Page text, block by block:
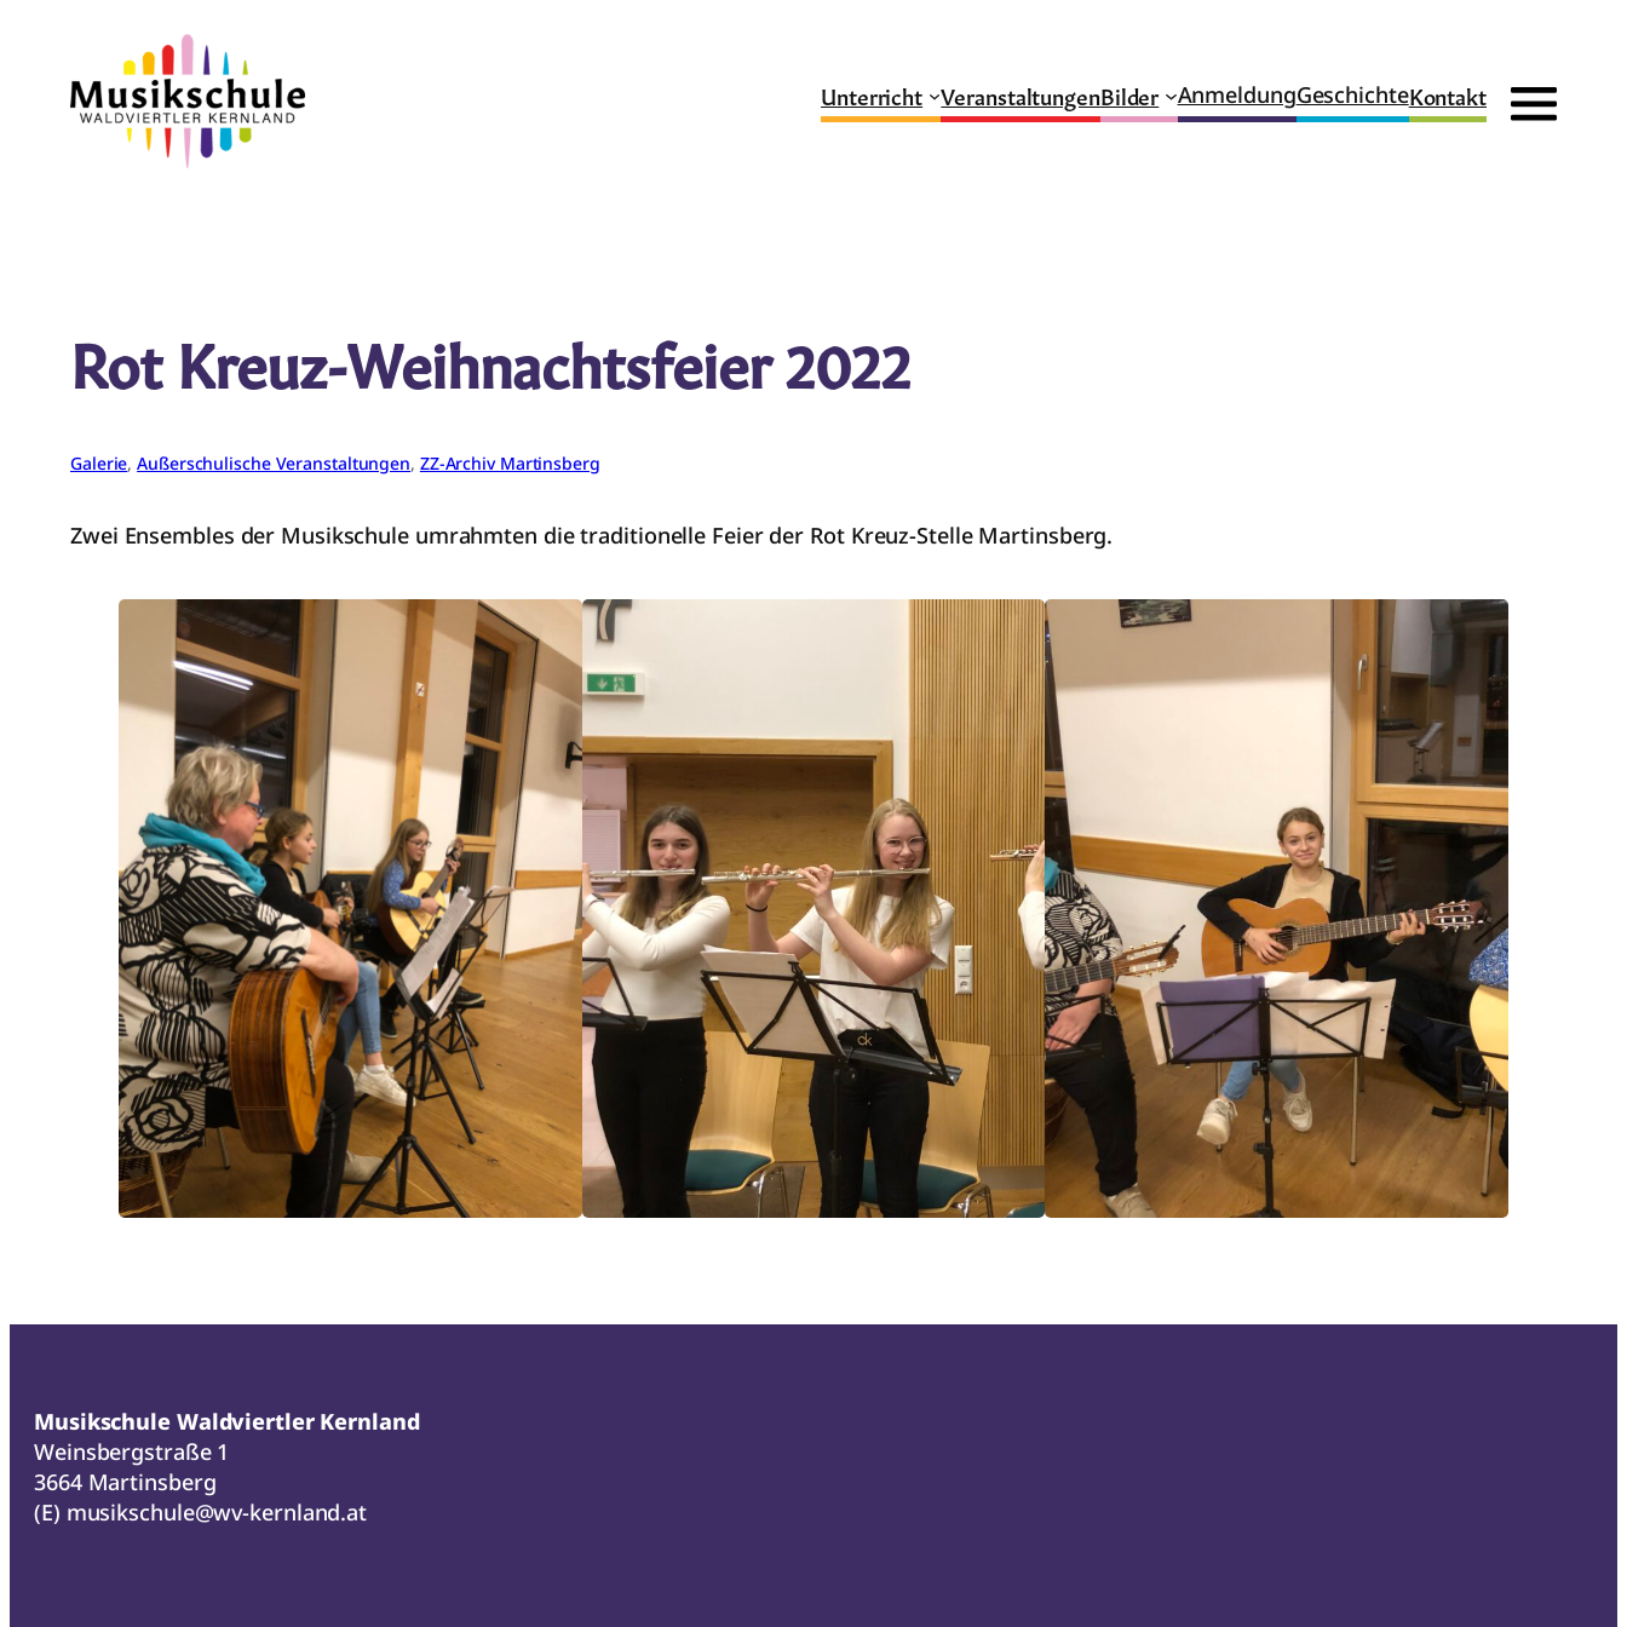
springen
Unterricht VeranstaltungenBilder AnmeldungGeschichteKontakt
Rot Kreuz-Weihnachtsfeier 2022
Galerie, Außerschulische Veranstaltungen, ZZ-Archiv Martinsberg
Zwei Ensembles der Musikschule umrahmten die traditionelle Feier der Rot Kreuz-Stelle Martinsberg.
Musikschule Waldviertler Kernland
Weinsbergstraße 1
3664 Martinsberg
(E) musikschule@wv-kernland.at